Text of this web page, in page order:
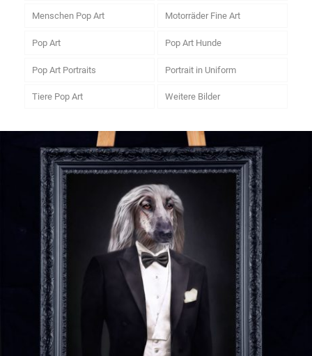
Menschen Pop Art Motorräder Fine Art
Pop Art Pop Art Hunde
Pop Art Portraits Portrait in Uniform
Tiere Pop Art Weitere Bilder